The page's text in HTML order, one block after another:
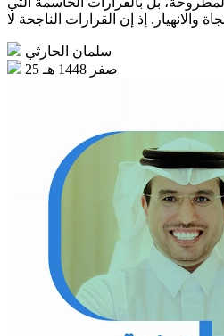
سلمان الحارثي
25 صفر 1448 هـ